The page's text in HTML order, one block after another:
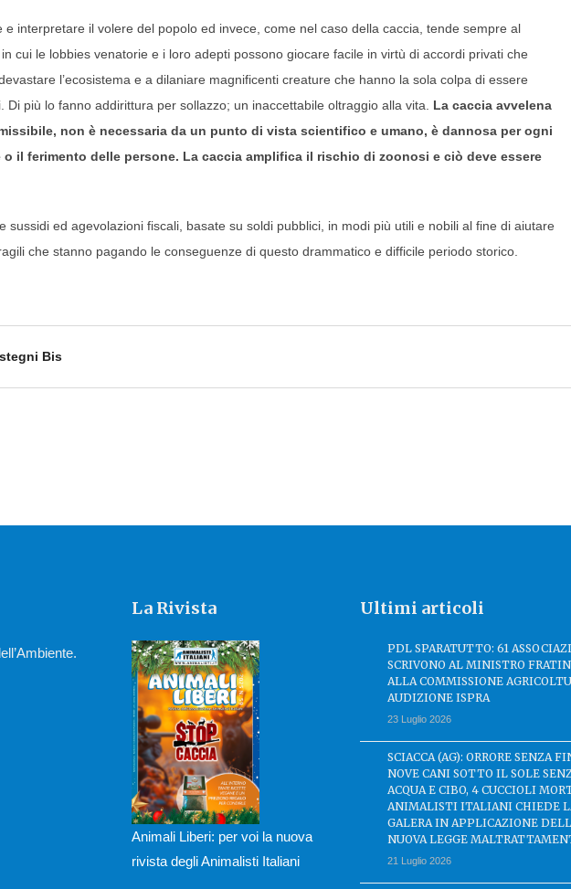
e interpretare il volere del popolo ed invece, come nel caso della caccia, tende sempre al
cui le lobbies venatorie e i loro adepti possono giocare facile in virtù di accordi privati che
l’ecosistema e a dilaniare magnificenti creature che hanno la sola colpa di essere
Di più lo fanno addirittura per sollazzo; un inaccettabile oltraggio alla vita. La caccia avvelena
non è necessaria da un punto di vista scientifico e umano, è dannosa per ogni
il ferimento delle persone. La caccia amplifica il rischio di zoonosi e ciò deve essere
sussidi ed agevolazioni fiscali, basate su soldi pubblici, in modi più utili e nobili al fine di aiutare
che stanno pagando le conseguenze di questo drammatico e difficile periodo storico.
Bis
La Rivista
Animali Liberi: per voi la nuova
rivista degli Animalisti Italiani
Ultimi articoli
PDL SPARATUTTO: 61
SCRIVONO AL MINISTRO
ALLA COMMISSIONE
AUDIZIONE ISPRA
23 Luglio 2026
SCIACCA (AG): ORRORE SENZA
NOVE CANI SOTTO IL SOLE
ACQUA E CIBO, 4 CUCCIOLI
ANIMALISTI ITALIANI CHIEDE
GALERA IN APPLICAZIONE
NUOVA LEGGE
21 Luglio 2026